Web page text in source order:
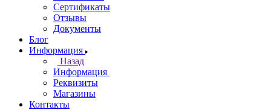
Сертификаты
Отзывы
Документы
Блог
Информация
Назад
Информация
Реквизиты
Магазины
Контакты